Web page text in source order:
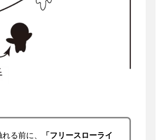
る前に、
「フリースローライ